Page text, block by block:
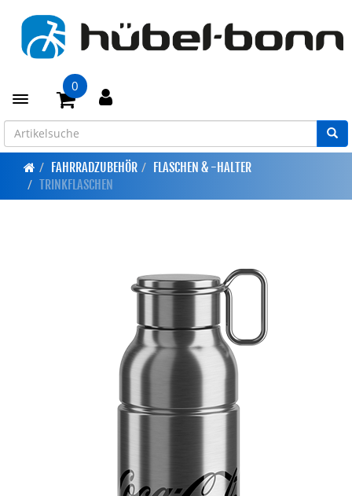
Toggle navigation
0
FAHRRADZUBEHÖR
FLASCHEN & -HALTER
TRINKFLASCHEN